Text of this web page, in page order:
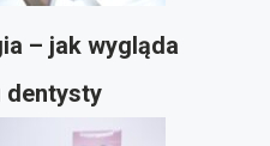
– jak wygląda
dentysty